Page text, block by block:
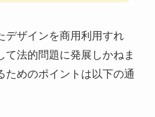
デザインを商用利用すれ
て法的問題に発展しかねま
ためのポイントは以下の通